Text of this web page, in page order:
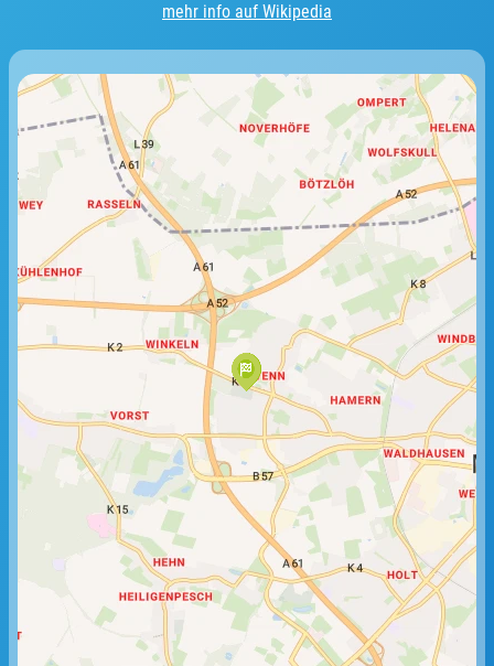
mehr info auf Wikipedia